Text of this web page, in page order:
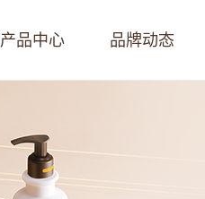
产品中心 品牌动态